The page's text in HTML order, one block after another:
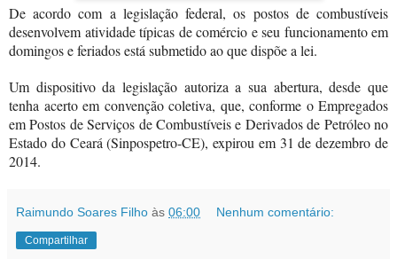
De acordo com a legislação federal, os postos de combustíveis
desenvolvem atividade típicas de comércio e seu funcionamento em
domingos e feriados está submetido ao que dispõe a lei.
Um dispositivo da legislação autoriza a sua abertura, desde que
tenha acerto em convenção coletiva, que, conforme o Empregados
em Postos de Serviços de Combustíveis e Derivados de Petróleo no
Estado do Ceará (Sinpospetro-CE), expirou em 31 de dezembro de
2014.
Raimundo Soares Filho às 06:00 Nenhum comentário:
Compartilhar